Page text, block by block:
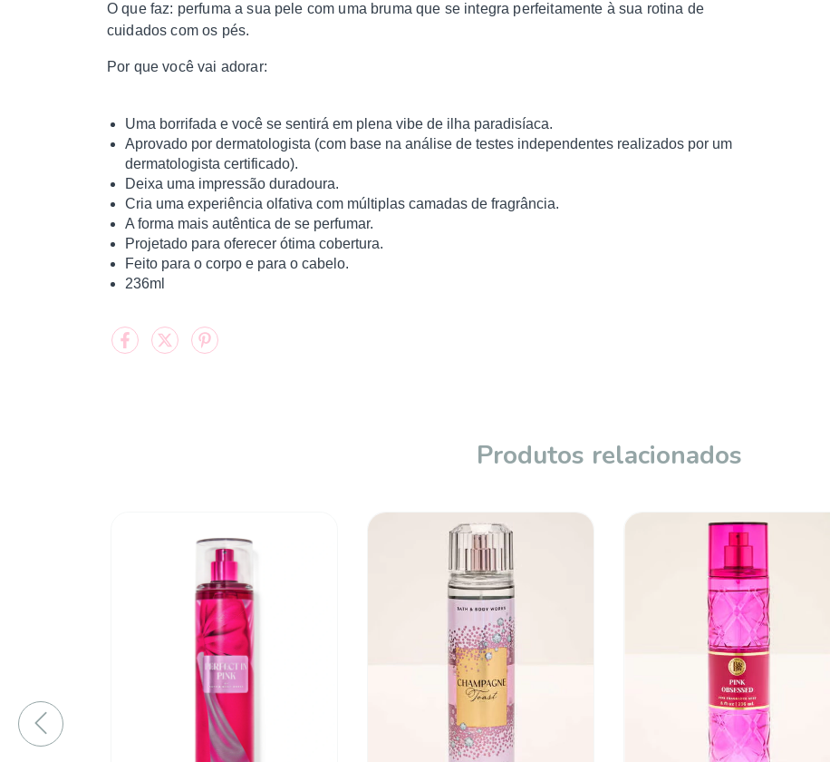
O que faz: perfuma a sua pele com uma bruma que se integra perfeitamente à sua rotina de
cuidados com os pés.
Por que você vai adorar:
Uma borrifada e você se sentirá em plena vibe de ilha paradisíaca.
Aprovado por dermatologista (com base na análise de testes independentes realizados por um
dermatologista certificado).
Deixa uma impressão duradoura.
Cria uma experiência olfativa com múltiplas camadas de fragrância.
A forma mais autêntica de se perfumar.
Projetado para oferecer ótima cobertura.
Feito para o corpo e para o cabelo.
236ml
Produtos relacionados